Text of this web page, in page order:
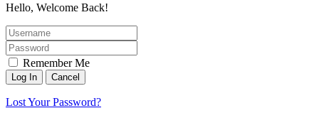
Hello, Welcome Back!
Remember Me
Lost Your Password?